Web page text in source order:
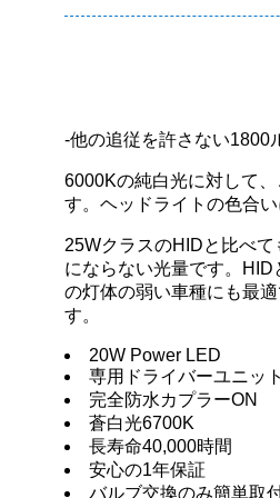
-他の追従を許さない1800
6000Kの純白光に対して
す。ヘッドライトの色合
25WクラスのHIDと比べ
にならない光量です。
の灯体の弱い車種にも最
す。
20W Power LED
専用ドライバーユニッ
完全防水カプラーON
蒼白光6700K
長寿命40,000時間
安心の1年保証
バルブ交換のみ簡単取